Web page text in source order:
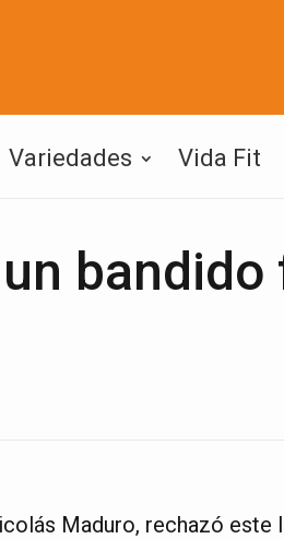
Variedades Vida Fit
Maduro, rechazó este